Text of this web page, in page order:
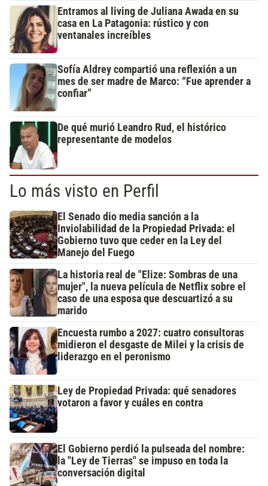
Entramos al living de Juliana Awada en su
casa en La Patagonia: rústico y con
ventanales increíbles
Sofía Aldrey compartió una reflexión a un
mes de ser madre de Marco: “Fue aprender a
confiar”
De qué murió Leandro Rud, el histórico
representante de modelos
Lo más visto en Perfil
El Senado dio media sanción a la
Inviolabilidad de la Propiedad Privada: el
Gobierno tuvo que ceder en la Ley del
Manejo del Fuego
La historia real de "Elize: Sombras de una
mujer", la nueva película de Netflix sobre el
caso de una esposa que descuartizó a su
marido
Encuesta rumbo a 2027: cuatro consultoras
midieron el desgaste de Milei y la crisis de
liderazgo en el peronismo
Ley de Propiedad Privada: qué senadores
votaron a favor y cuáles en contra
El Gobierno perdió la pulseada del nombre:
la "Ley de Tierras" se impuso en toda la
conversación digital